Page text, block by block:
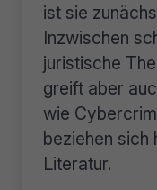
ist sie
Inzwischen
juristische
greift aber
wie
beziehen sich
Literatur.